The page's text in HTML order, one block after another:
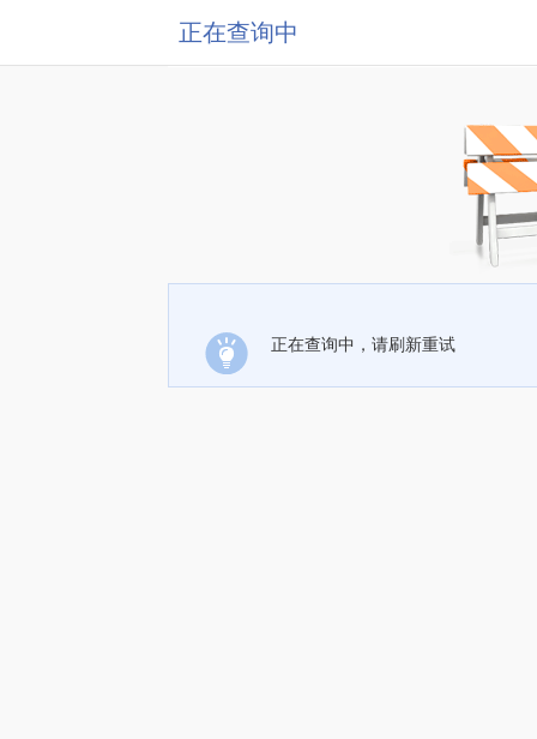
正在查询中
正在查询中，请刷新重试